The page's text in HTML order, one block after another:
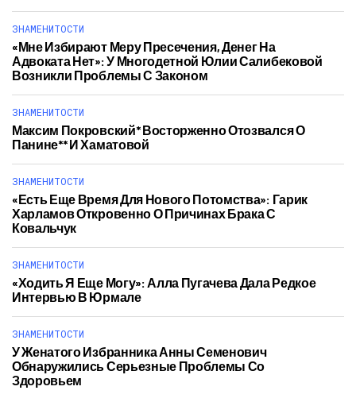
ЗНАМЕНИТОСТИ
«Мне Избирают Меру Пресечения, Денег На
Адвоката Нет»: У Многодетной Юлии Салибековой
Возникли Проблемы С Законом
ЗНАМЕНИТОСТИ
Максим Покровский* Восторженно Отозвался О
Панине** И Хаматовой
ЗНАМЕНИТОСТИ
«Есть Еще Время Для Нового Потомства»: Гарик
Харламов Откровенно О Причинах Брака С
Ковальчук
ЗНАМЕНИТОСТИ
«Ходить Я Еще Могу»: Алла Пугачева Дала Редкое
Интервью В Юрмале
ЗНАМЕНИТОСТИ
У Женатого Избранника Анны Семенович
Обнаружились Серьезные Проблемы Со
Здоровьем